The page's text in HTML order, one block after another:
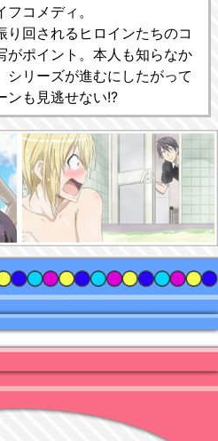
コメディ。
回されるヒロインたちのコ
がポイント。本人も知らなか
シリーズが進むにしたがって
ンも見逃せない!?